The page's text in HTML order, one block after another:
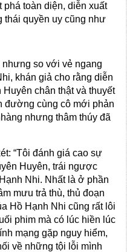
toàn diện, diễn xuất
thái quyền uy cũng như
nhưng so với vẻ ngang
khán giả cho rằng diễn
chân thật và thuyết
đường cùng cô mới phản
nhưng thâm thúy đã
“Tôi đánh giá cao sự
Huyên, trái ngược
Nhi. Nhất là ở phần
mưu trả thù, thủ đoạn
Hồ Hạnh Nhi cũng rất lôi
phim mà có lúc hiền lúc
mạng gặp nguy hiểm,
về những tội lỗi mình